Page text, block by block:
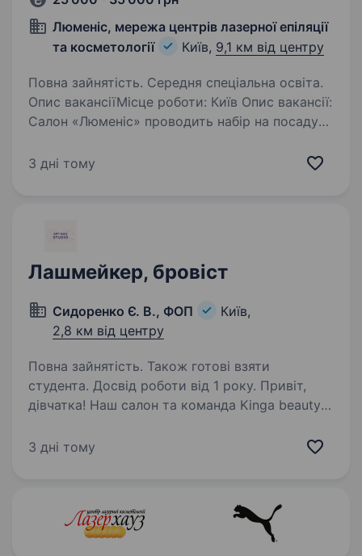
Люменіс, мережа центрів лазерної епіляції
та косметології
Київ, 9,1 км від центру
Повна зайнятість. Середня спеціальна освіта.
Опис вакансіїМісце роботи: Київ Опис вакансії:
Салон «Люменіс» проводить набір на посаду
косметолог по тілу з вищою або середньою
3 дні тому
Лашмейкер, бровіст
Сидоренко Є. В., ФОП
Київ,
2,8 км від центру
Повна зайнятість. Також готові взяти
студента. Досвід роботи від 1 року. Привіт,
дівчатка! Наш салон та команда Kinga beauty
ми шукаємо Бровіста та майстра
3 дні тому